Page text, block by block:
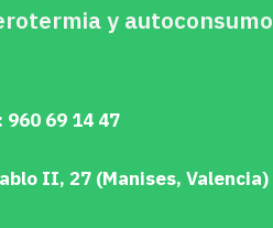
y autoconsumo
69 14 47
II, 27 (Manises, Valencia)